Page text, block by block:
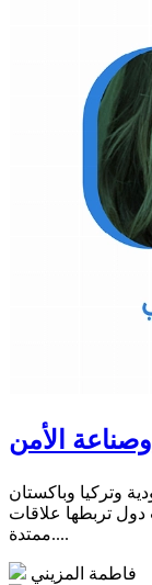
وصناعة الأمن
وتركيا وباكستان
تربطها علاقات
ممتدة....
فاطمة المزيني